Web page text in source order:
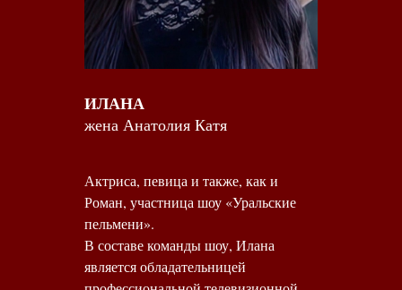
ИЛАНА
жена Анатолия Катя
Актриса, певица и также, как и
Роман, участница шоу «Уральские
пельмени».
В составе команды шоу, Илана
является обладательницей